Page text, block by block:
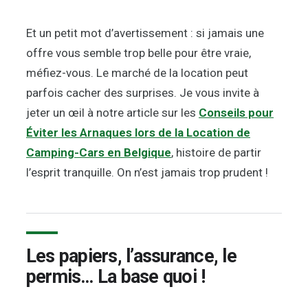
Et un petit mot d’avertissement : si jamais une
offre vous semble trop belle pour être vraie,
méfiez-vous. Le marché de la location peut
parfois cacher des surprises. Je vous invite à
jeter un œil à notre article sur les Conseils pour
Éviter les Arnaques lors de la Location de
Camping-Cars en Belgique, histoire de partir
l’esprit tranquille. On n’est jamais trop prudent !
Les papiers, l’assurance, le
permis… La base quoi !